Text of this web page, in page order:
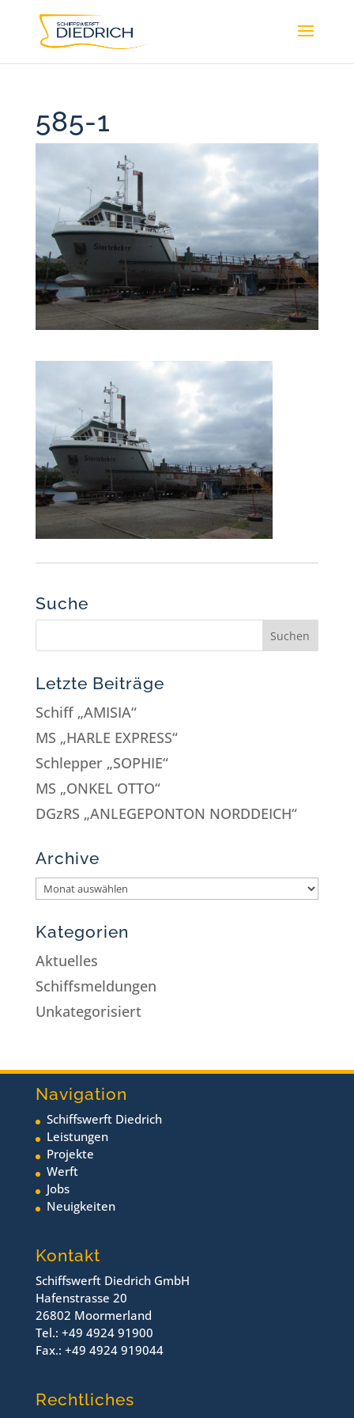
585-1
Suche
Letzte Beiträge
Schiff „AMISIA“
MS „HARLE EXPRESS“
Schlepper „SOPHIE“
MS „ONKEL OTTO“
DGzRS „ANLEGEPONTON NORDDEICH“
Archive
Kategorien
Aktuelles
Schiffsmeldungen
Unkategorisiert
Navigation
Schiffswerft Diedrich
Leistungen
Projekte
Werft
Jobs
Neuigkeiten
Kontakt
Schiffswerft Diedrich GmbH
Hafenstrasse 20
26802 Moormerland
Tel.: +49 4924 91900
Fax.: +49 4924 919044
Rechtliches